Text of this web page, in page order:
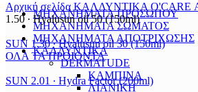
ΜΗΧΑΝΗΜΑΤΑ ΠΡΟΣΩΠΟΥ
ΜΗΧΑΝΗΜΑΤΑ ΣΩΜΑΤΟΣ
ΜΗΧΑΝΗΜΑΤΑ ΑΠΟΤΡΙΧΩΣΗΣ
ΚΑΛΛΥΝΤΙΚΑ
DERMATUDE
ΚΑΜΠΙΝΑ
ΛΙΑΝΙΚΗ
Αρχική σελίδα ΚΑΛΛΥΝΤΙΚΑ O'CARE
1.50 ∙ Hyalusun oil 50 (150ml)
SUN 1.30 ∙ Hyalusun oil 30 (150ml)
ΟΛΑ ΤΑ ΠΡΟΙΟΝΤΑ
SUN 2.01 ∙ Hydra Factor (200ml)